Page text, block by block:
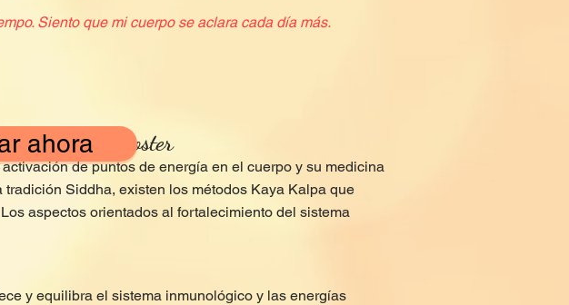
Siento que mi cuerpo se aclara cada día más.
Immune Booster
de puntos de energía en el cuerpo y su medicina
Siddha, existen los métodos Kaya Kalpa que
aspectos orientados al fortalecimiento del sistema
y equilibra el sistema inmunológico y las energías
ahora